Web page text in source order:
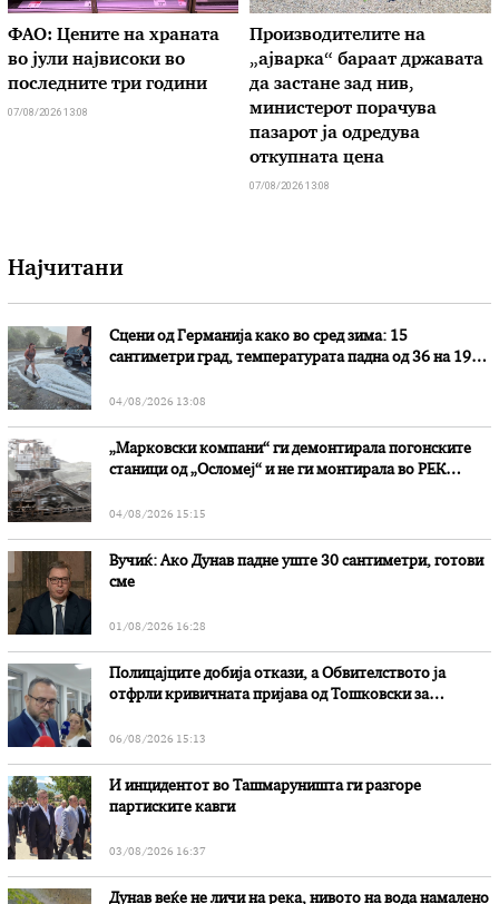
ФАО: Цените на храната
во јули највисоки во
последните три години
07/08/2026 13:08
Производителите на
„ајварка“ бараат државата
да застане зад нив,
министерот порачува
пазарот ја одредува
откупната цена
07/08/2026 13:08
Најчитани
Сцени од Германија како во сред зима: 15
сантиметри град, температурата падна од 36 на 19
04/08/2026 13:08
„Марковски компани“ ги демонтирала погонските
станици од „Осломеј“ и не ги монтирала во РЕК
04/08/2026 15:15
Вучиќ: Ако Дунав падне уште 30 сантиметри, готови
сме
01/08/2026 16:28
Полицајците добија откази, а Обвителството ја
отфрли кривичната пријава од Тошковски за
06/08/2026 15:13
И инцидентот во Ташмаруништa ги разгоре
партиските кавги
03/08/2026 16:37
Дунав веќе не личи на река, нивото на вода намалено